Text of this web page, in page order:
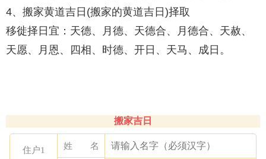
4、搬家黄道吉日(搬家的黄道吉日)择取
移徙择日宜：天德、月德、天德合、月德合、天赦、
天愿、月恩、四相、时德、开日、天马、成日。
搬家吉日
住户1
姓 名